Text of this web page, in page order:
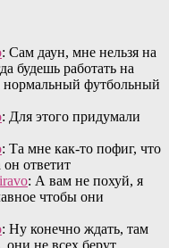
: Сам даун, мне нельзя на
будешь работать на
нормальный футбольный
: Для этого придумали
: Та мне как-то пофиг, что
ответит
: А вам не похуй, я
чтобы они
: Ну конечно ждать, там
они не всех берут